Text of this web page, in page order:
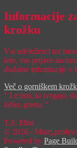
Informacije
krožku
Vsi udeleženci tur
leto, vse prijave na
dodatne informacije v
Več o gorniškem
" Le tisti, ki tvegajo,
lahko gredo. "
T.S. Eliot
© 2026 -
Powered by Page